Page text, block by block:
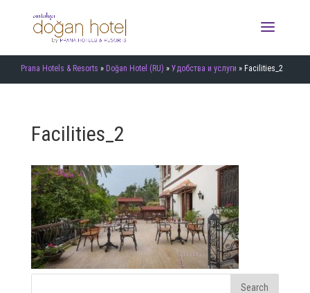
Prana Hotels & Resorts » Doğan Hotel (RU) » Удобства и услуги » Facilities_2
Facilities_2